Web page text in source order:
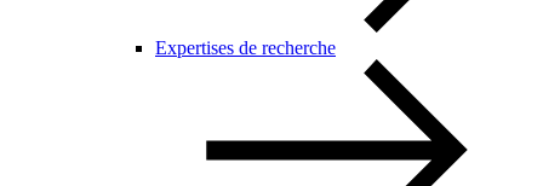
Expertises de recherche